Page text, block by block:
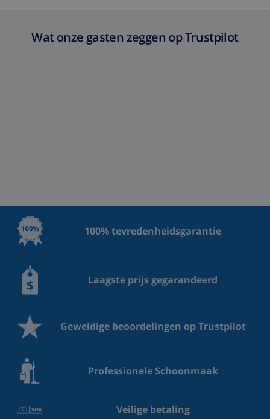
Wat onze gasten zeggen op Trustpilot
100% tevredenheidsgarantie
Laagste prijs gegarandeerd
Geweldige beoordelingen op Trustpilot
Professionele Schoonmaak
Veilige betaling